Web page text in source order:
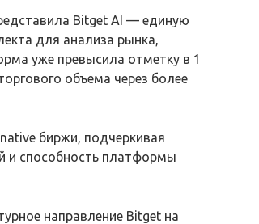
Bitget AI — единую
для анализа рынка,
уже превысила отметку в 1
объема через более
биржи, подчеркивая
и способность платформы
направление Bitget на